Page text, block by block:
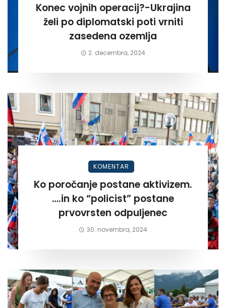
Konec vojnih operacij?-Ukrajina
želi po diplomatski poti vrniti
zasedena ozemlja
2. decembra, 2024
KOMENTAR
Ko poročanje postane aktivizem.
….in ko “policist” postane
prvovrsten odpuljenec
30. novembra, 2024